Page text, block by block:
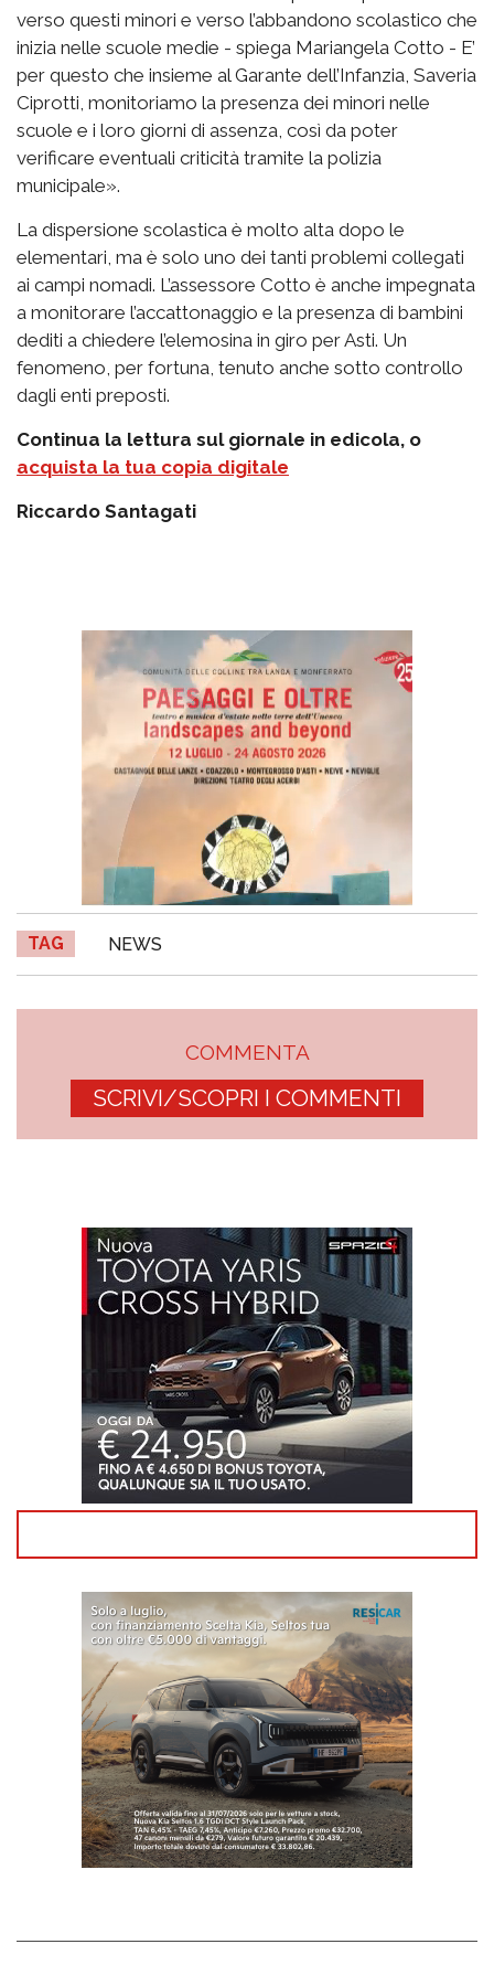
verso questi minori e verso l’abbandono scolastico che
inizia nelle scuole medie - spiega Mariangela Cotto - E’
per questo che insieme al Garante dell’Infanzia, Saveria
Ciprotti, monitoriamo la presenza dei minori nelle
scuole e i loro giorni di assenza, così da poter
verificare eventuali criticità tramite la polizia
municipale».
La dispersione scolastica è molto alta dopo le
elementari, ma è solo uno dei tanti problemi collegati
ai campi nomadi. L’assessore Cotto è anche impegnata
a monitorare l’accattonaggio e la presenza di bambini
dediti a chiedere l’elemosina in giro per Asti. Un
fenomeno, per fortuna, tenuto anche sotto controllo
dagli enti preposti.
Continua la lettura sul giornale in edicola, o
acquista la tua copia digitale
Riccardo Santagati
TAG NEWS
COMMENTA
SCRIVI/SCOPRI I COMMENTI